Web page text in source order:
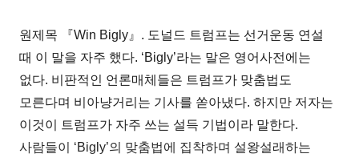
원제목 『Win Bigly』. 도널드 트럼프는 선거운동 연설
때 이 말을 자주 했다. ‘Bigly’라는 말은 영어사전에는
없다. 비판적인 언론매체들은 트럼프가 맞춤법도
모른다며 비아냥거리는 기사를 쏟아냈다. 하지만 저자는
이것이 트럼프가 자주 쓰는 설득 기법이라 말한다.
사람들이 ‘Bigly’의 맞춤법에 집착하며 설왕설래하는